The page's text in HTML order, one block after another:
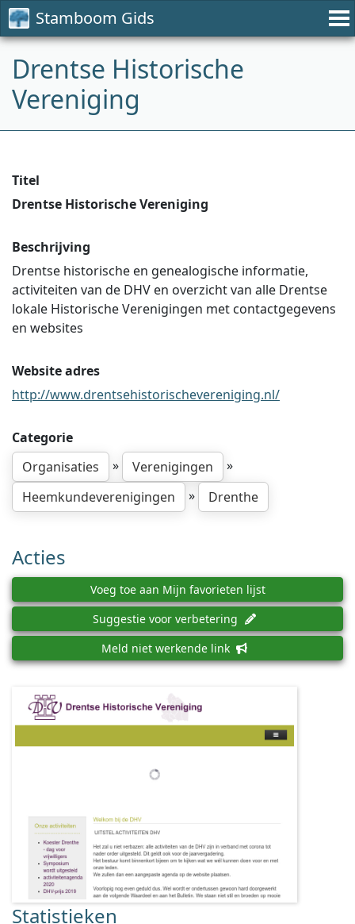
Stamboom Gids
Drentse Historische
Vereniging
Titel
Drentse Historische Vereniging
Beschrijving
Drentse historische en genealogische informatie,
activiteiten van de DHV en overzicht van alle Drentse
lokale Historische Verenigingen met contactgegevens
en websites
Website adres
http://www.drentsehistorischevereniging.nl/
Categorie
Organisaties
» Verenigingen
»
Heemkundeverenigingen
» Drenthe
Acties
Voeg toe aan Mijn favorieten lijst
Suggestie voor verbetering
Meld niet werkende link
Statistieken